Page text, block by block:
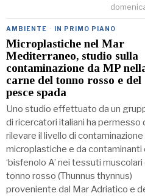
AMBIENTE · IN PRIMO PIANO
Microplastiche nel Mar
Mediterraneo, studio sulla
contaminazione da MP
carne del tonno rosso e del
pesce spada
Uno studio effettuato da un
di ricercatori italiani ha permesso
rilevare il livello di contaminazione
microplastiche e da contaminanti
‘bisfenolo A’ nei tessuti muscolari
tonno rosso (Thunnus thynnus)
proveniente dal Mar Adriatico e